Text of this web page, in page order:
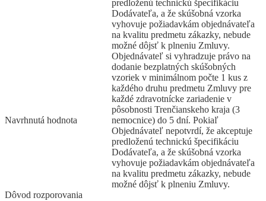
predloženú technickú špecifikáciu
Dodávateľa, a že skúšobná vzorka
vyhovuje požiadavkám objednávateľa
na kvalitu predmetu zákazky, nebude
možné dôjsť k plneniu Zmluvy.
Navrhnutá hodnota
Objednávateľ si vyhradzuje právo na
dodanie bezplatných skúšobných
vzoriek v minimálnom počte 1 kus z
každého druhu predmetu Zmluvy pre
každé zdravotnícke zariadenie v
pôsobnosti Trenčianskeho kraja (3
nemocnice) do 5 dní. Pokiaľ
Objednávateľ nepotvrdí, že akceptuje
predloženú technickú špecifikáciu
Dodávateľa, a že skúšobná vzorka
vyhovuje požiadavkám objednávateľa
na kvalitu predmetu zákazky, nebude
možné dôjsť k plneniu Zmluvy.
Dôvod rozporovania